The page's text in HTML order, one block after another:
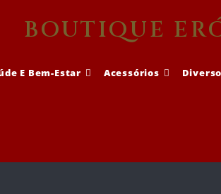
BOUTIQUE
E Bem-Estar Acessórios